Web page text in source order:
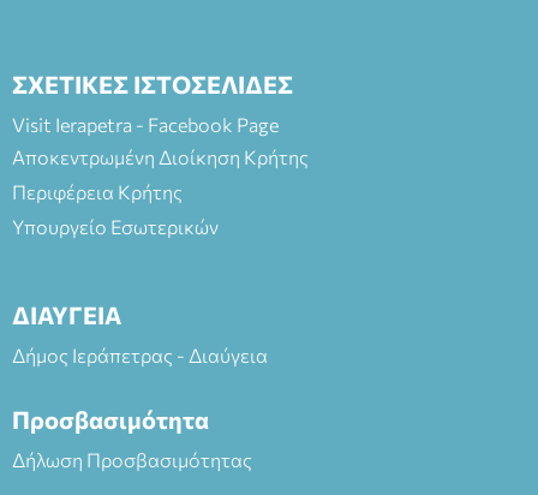
ΣΧΕΤΙΚΕΣ ΙΣΤΟΣΕΛΙΔΕΣ
Visit Ierapetra - Facebook Page
Αποκεντρωμένη Διοίκηση Κρήτης
Περιφέρεια Κρήτης
Υπουργείο Εσωτερικών
ΔΙΑΥΓΕΙΑ
Δήμος Ιεράπετρας - Διαύγεια
Προσβασιμότητα
Δήλωση Προσβασιμότητας